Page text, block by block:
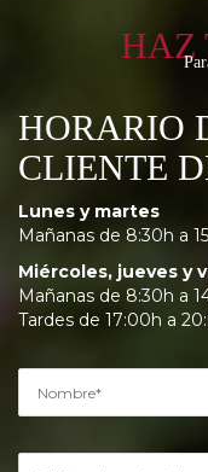
HAZ
HORARIO
CLIENTE
Lunes y martes
Mañanas de 8:30h a
Miércoles, jueves y
Mañanas de 8:30h a
Tardes de 17:00h a